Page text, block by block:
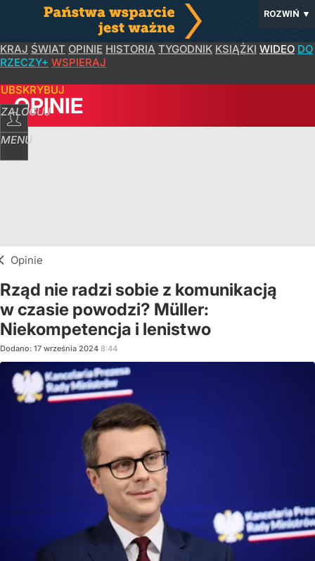
ROZWIŃ ▼
KRAJ ŚWIAT OPINIE HISTORIA TYGODNIK KSIĄŻKI WIDEO DO
RZECZY+ WSPIERAJ
ZALOGUJ
MENU
OPINIE
Opinie
Rząd nie radzi sobie z komunikacją
w czasie powodzi? Müller:
Niekompetencja i lenistwo
Dodano: 17 września 2024 8:44